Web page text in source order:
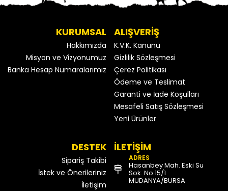
KURUMSAL
Hakkımızda
Misyon ve Vizyonumuz
Banka Hesap Numaralarımız
ALIŞVERİŞ
K.V.K. Kanunu
Gizlilik Sözleşmesi
Çerez Politikası
Ödeme ve Teslimat
Garanti ve İade Koşulları
Mesafeli Satış Sözleşmesi
Yeni Ürünler
DESTEK
Sipariş Takibi
İstek ve Önerileriniz
İletişim
İLETİŞİM
ADRES
Hasanbey Mah. Eski Su
Sok. No:15/1
MUDANYA/BURSA